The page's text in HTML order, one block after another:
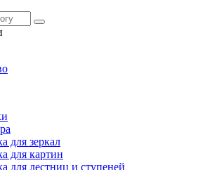
для зеркал
для картин
для лестниц и ступеней